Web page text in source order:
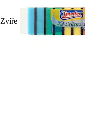
Zvíře